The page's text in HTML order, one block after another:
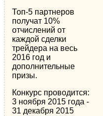
Топ-5 партнеров
получат 10%
отчислений от
каждой сделки
трейдера на весь
2016 год и
дополнительные
призы.
Конкурс проводится:
3 ноября 2015 года -
31 декабря 2015